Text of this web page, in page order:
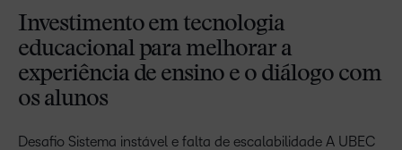
Investimento em tecnologia
educacional para melhorar a
experiência de ensino e o diálogo com
os alunos
Desafio Sistema instável e falta de escalabilidade A UBEC